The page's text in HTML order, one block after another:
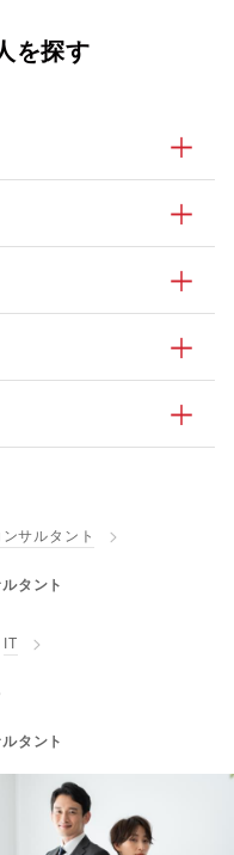
を探す
ンサルタント
タント
IT
タント